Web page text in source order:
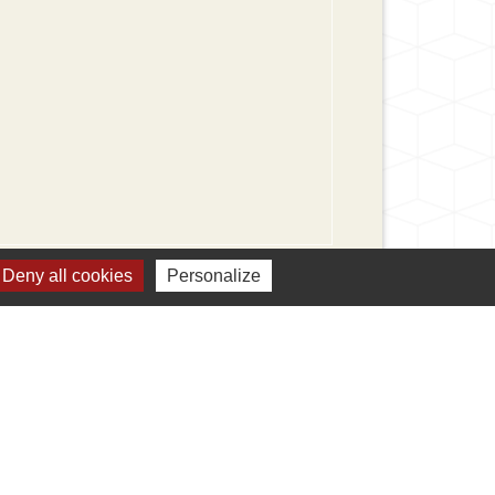
Signaler une erreur sur cette page
Deny all cookies Personalize